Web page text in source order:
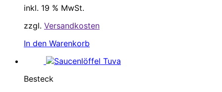
inkl. 19 % MwSt.
zzgl. Versandkosten
In den Warenkorb
Besteck